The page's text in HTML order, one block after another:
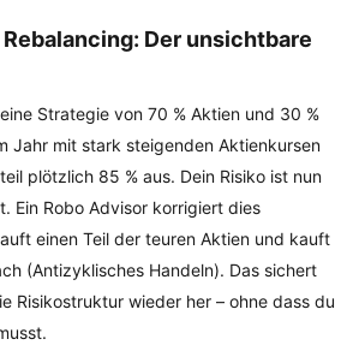
Der unsichtbare
Strategie von 70 % Aktien und 30 %
Jahr mit stark steigenden Aktienkursen
plötzlich 85 % aus. Dein Risiko ist nun
Ein Robo Advisor korrigiert dies
einen Teil der teuren Aktien und kauft
(Antizyklisches Handeln). Das sichert
Risikostruktur wieder her – ohne dass du